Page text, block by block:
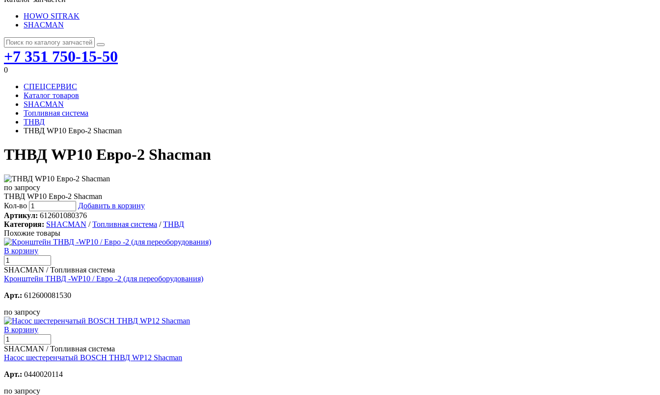
HOWO SITRAK
SHACMAN
+7 351 750-15-50
0
СПЕЦСЕРВИС
Каталог товаров
SHACMAN
Топливная система
ТНВД
ТНВД WP10 Евро-2 Shacman
ТНВД WP10 Евро-2 Shacman
по запросу
ТНВД WP10 Евро-2 Shacman
Кол-во
Добавить в корзину
Артикул: 612601080376
Категория: SHACMAN /Топливная система /ТНВД
Похожие товары
В корзину
SHACMAN / Топливная система
Кронштейн ТНВД -WP10 / Евро -2 (для переоборудования)
Арт.: 612600081530
по запросу
В корзину
SHACMAN / Топливная система
Насос шестеренчатый BOSCH ТНВД WP12 Shacman
Арт.: 0440020114
по запросу